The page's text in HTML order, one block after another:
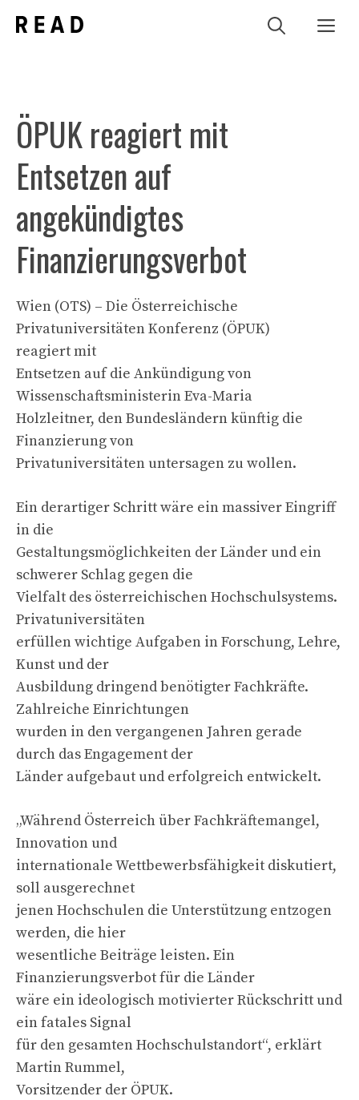
Inhalt
ÖPUK reagiert mit
Entsetzen auf
angekündigtes
Finanzierungsverbot
Wien (OTS) – Die Österreichische
Privatuniversitäten Konferenz (ÖPUK)
reagiert mit
Entsetzen auf die Ankündigung von
Wissenschaftsministerin Eva-Maria
Holzleitner, den Bundesländern künftig die
Finanzierung von
Privatuniversitäten untersagen zu wollen.
Ein derartiger Schritt wäre ein massiver Eingriff
in die
Gestaltungsmöglichkeiten der Länder und ein
schwerer Schlag gegen die
Vielfalt des österreichischen Hochschulsystems.
Privatuniversitäten
erfüllen wichtige Aufgaben in Forschung, Lehre,
Kunst und der
Ausbildung dringend benötigter Fachkräfte.
Zahlreiche Einrichtungen
wurden in den vergangenen Jahren gerade
durch das Engagement der
Länder aufgebaut und erfolgreich entwickelt.
„Während Österreich über Fachkräftemangel,
Innovation und
internationale Wettbewerbsfähigkeit diskutiert,
soll ausgerechnet
jenen Hochschulen die Unterstützung entzogen
werden, die hier
wesentliche Beiträge leisten. Ein
Finanzierungsverbot für die Länder
wäre ein ideologisch motivierter Rückschritt und
ein fatales Signal
für den gesamten Hochschulstandort“, erklärt
Martin Rummel,
Vorsitzender der ÖPUK.